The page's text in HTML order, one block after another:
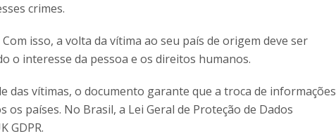
crimes.
isso, a volta da vítima ao seu país de origem deve ser
o interesse da pessoa e os direitos humanos.
das vítimas, o documento garante que a troca de informações
os países. No Brasil, a Lei Geral de Proteção de Dados
GDPR.